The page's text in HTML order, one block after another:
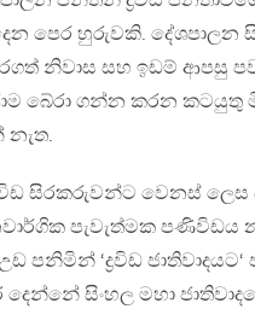
පෙර හුරුවකි.
නිවාස සහ ඉඩම් ආපසු
බේරා ගන්න කරන කටයුතු
සිරකරුවන්ට වෙනස් ලෙස
පැවැත්මක පණිවිඩය
‘ද්‍රවිඩ
දෙන්නේ සිංහල මහා